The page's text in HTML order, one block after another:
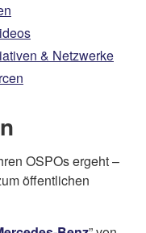
& Netzwerke
OSPOs ergeht –
öffentlichen